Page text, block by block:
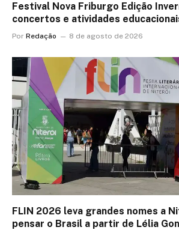
Festival Nova Friburgo Edição
concertos e atividades
Por Redação 8 de agosto de 2026
FLIN 2026 leva grandes nomes a
pensar o Brasil a partir de Lélia